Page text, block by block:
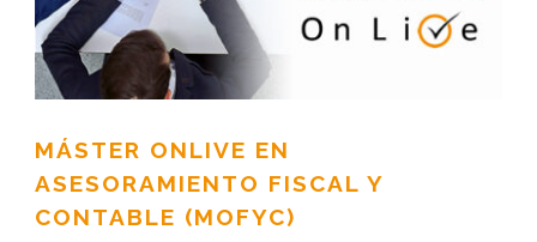
MÁSTER ONLIVE EN
ASESORAMIENTO FISCAL Y
CONTABLE (MOFYC)